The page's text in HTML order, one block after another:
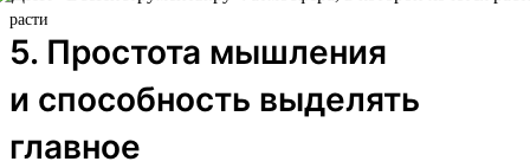
5. Простота мышления
и способность выделять
главное